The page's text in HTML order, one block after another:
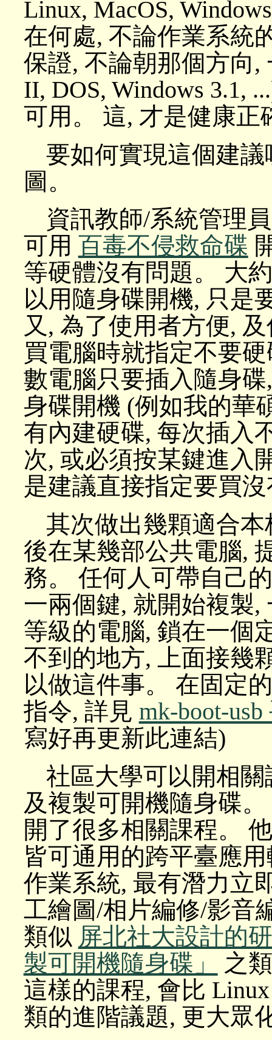
Linux, MacOS,
在何處, 不論作業系統
保證, 不論朝那個方向,
II, DOS, Windows 3.1,
可用。 這, 才是健康正
要如何實現這個建
圖。
資訊教師/系統管理
可用 百毒不侵救命碟
等硬體沒有問題。 大
以用隨身碟開機, 只是
又, 為了使用者方便,
買電腦時就指定不要
數電腦只要插入隨身
身碟開機 (例如我的華
有內建硬碟, 每次插入
次, 或必須按某鍵進入
是建議直接指定要買
其次做出幾顆適合
後在某幾部公共電腦,
務。 任何人可帶自己
一兩個鍵, 就開始複製,
等級的電腦, 鎖在一個
不到的地方, 上面接幾
以做這件事。 在固定
指令, 詳見 mk-boot-
寫好再更新此連結)
社區大學可以開相
及複製可開機隨身碟
開了很多相關課程。
皆可通用的跨平臺應
作業系統, 最有潛力立
工繪圖/相片編修/影音
類似 屏北社大設計的
製可開機隨身碟」
之
這樣的課程, 會比
類的進階議題, 更大眾